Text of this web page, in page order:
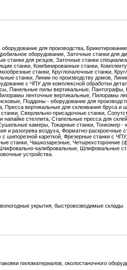
для производства,
оборудование, Заточные станки для
станки для резцов, Заточные станки
станки, Комбинированные станки,
станки, Круглопалочные станки,
станки, Линии по производству домов,
с ЧПУ для комплексной обработки
Панельные пилы вертикальные, Пантографы,
ленточные вертикальные, Пилорамы
Поддоны - оборудование для
Пресса вертикальные для склеивания бруса
Сверлильно-присадочные станки,
напайке стеллита, Стапельные пресса для
камеры, Токарные станки, Тонкомер -
и разогрева воздуха, Форматно-
шипорезной кареткой, Фрезерные станки с
станки, Чашкозарезные, Четырехсторонние
калибровальные, Шлифовальные
устройства.
укрытия, быстровозводимые склады.
пиломатериалов, околостаночного